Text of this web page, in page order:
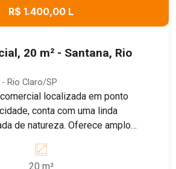
R$ 1.400,00 L
20 m² - Santana, Rio
Rio Claro/SP
localizada em ponto
conta com uma linda
de natureza. Oferece amplo
20 m²